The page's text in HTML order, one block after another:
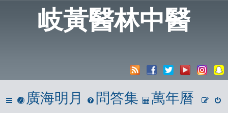
岐黃醫林中醫
廣海明月 問答集 萬年曆